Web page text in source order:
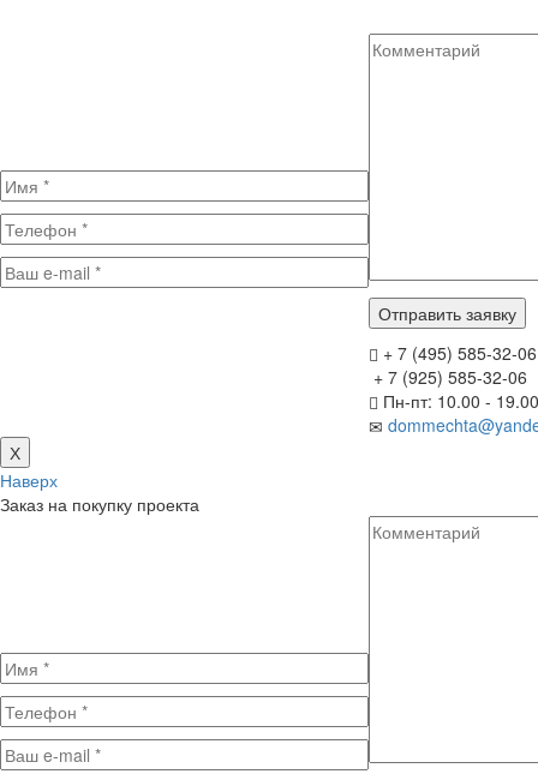
+ 7 (495) 585-32-06
+ 7 (925) 585-32-06
Пн-пт: 10.00 - 19.00
Х
Наверх
Заказ на покупку проекта